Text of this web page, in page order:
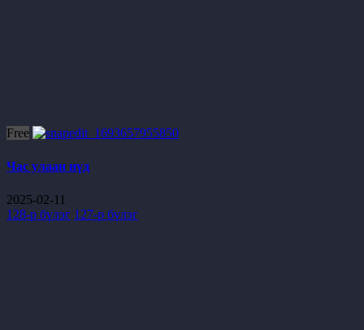
Free
Час улаан нүд
2025-02-11
128-р бүлэг 127-р бүлэг